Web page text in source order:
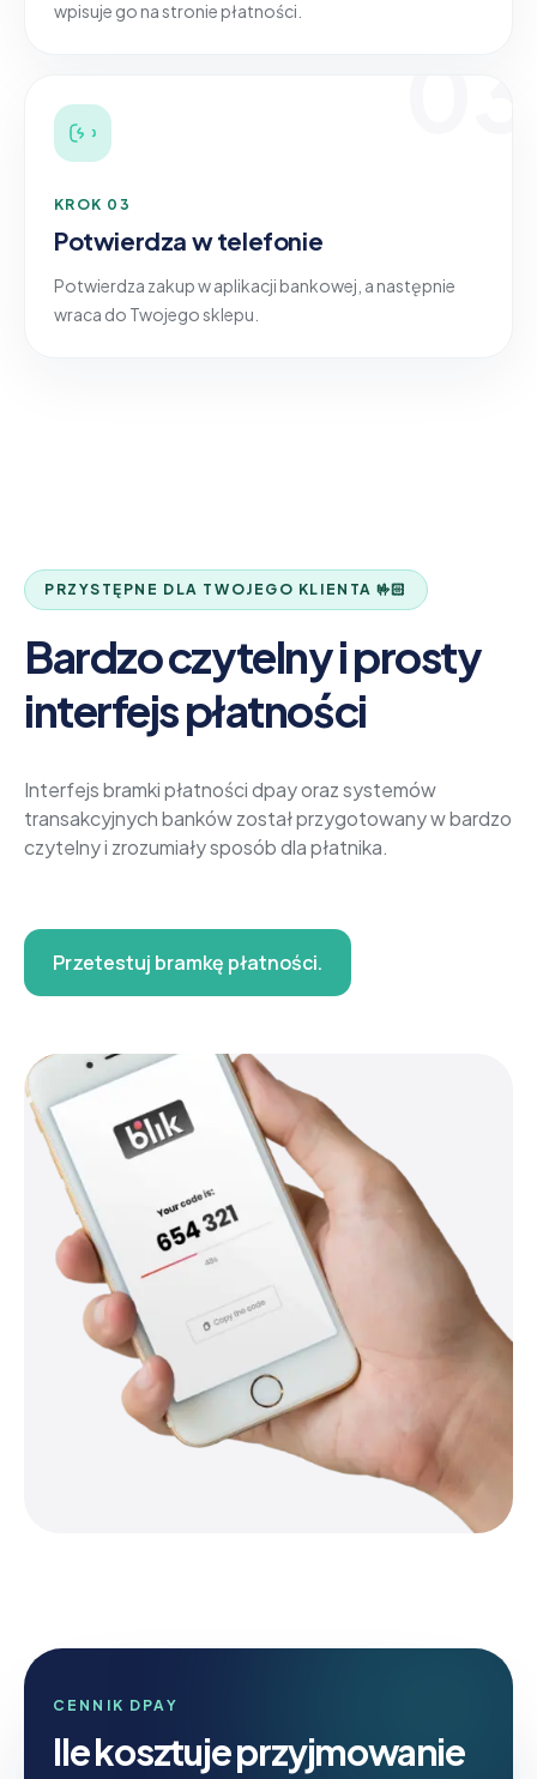
wpisuje go na stronie płatności.
KROK 03
Potwierdza w telefonie
Potwierdza zakup w aplikacji bankowej, a następnie
wraca do Twojego sklepu.
PRZYSTĘPNE DLA TWOJEGO KLIENTA 🤟🏻
Bardzo czytelny i prosty
interfejs płatności
Interfejs bramki płatności dpay oraz systemów
transakcyjnych banków został przygotowany w bardzo
czytelny i zrozumiały sposób dla płatnika.
Przetestuj bramkę płatności.
CENNIK DPAY
Ile kosztuje przyjmowanie